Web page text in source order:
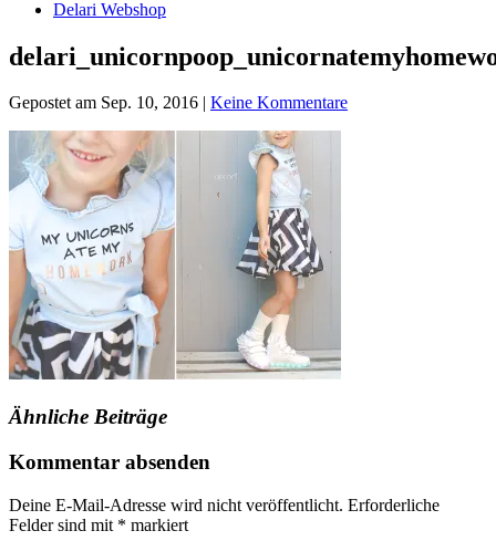
Delari Webshop
Gepostet am Sep. 10, 2016 | Keine Kommentare
Ähnliche Beiträge
Kommentar absenden
Deine E-Mail-Adresse wird nicht veröffentlicht. Erforderliche
Felder sind mit * markiert